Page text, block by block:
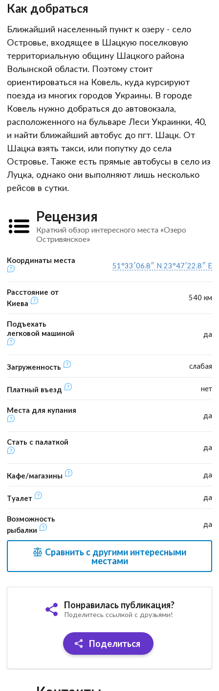
Как добраться
Ближайший населенный пункт к озеру - село
Островье, входящее в Шацкую поселковую
территориальную общину Шацкого района
Волынской области. Поэтому стоит
ориентироваться на Ковель, куда курсируют
поезда из многих городов Украины. В городе
Ковель нужно добраться до автовокзала,
расположенного на бульваре Леси Украинки, 40,
и найти ближайший автобус до пгт. Шацк. От
Шацка взять такси, или попутку до села
Островье. Также есть прямые автобусы в село из
Луцка, однако они выполняют лишь несколько
рейсов в сутки.
Рецензия
Краткий обзор интересного места «Озеро
Остривянское»
Координаты места
51°33′06.8″ N 23°47′22.8″ E
Расстояние от
Киева
540 км
Подъехать
легковой машиной
да
Загруженность слабая
Платный въезд нет
Места для купания
да
Стать с палаткой
да
Кафе/магазины да
Туалет да
Возможность
рыбалки
да
Сравнить с другими интересными
местами
Понравилась публикация?
Поделитесь ссылкой с друзьями!
Поделиться